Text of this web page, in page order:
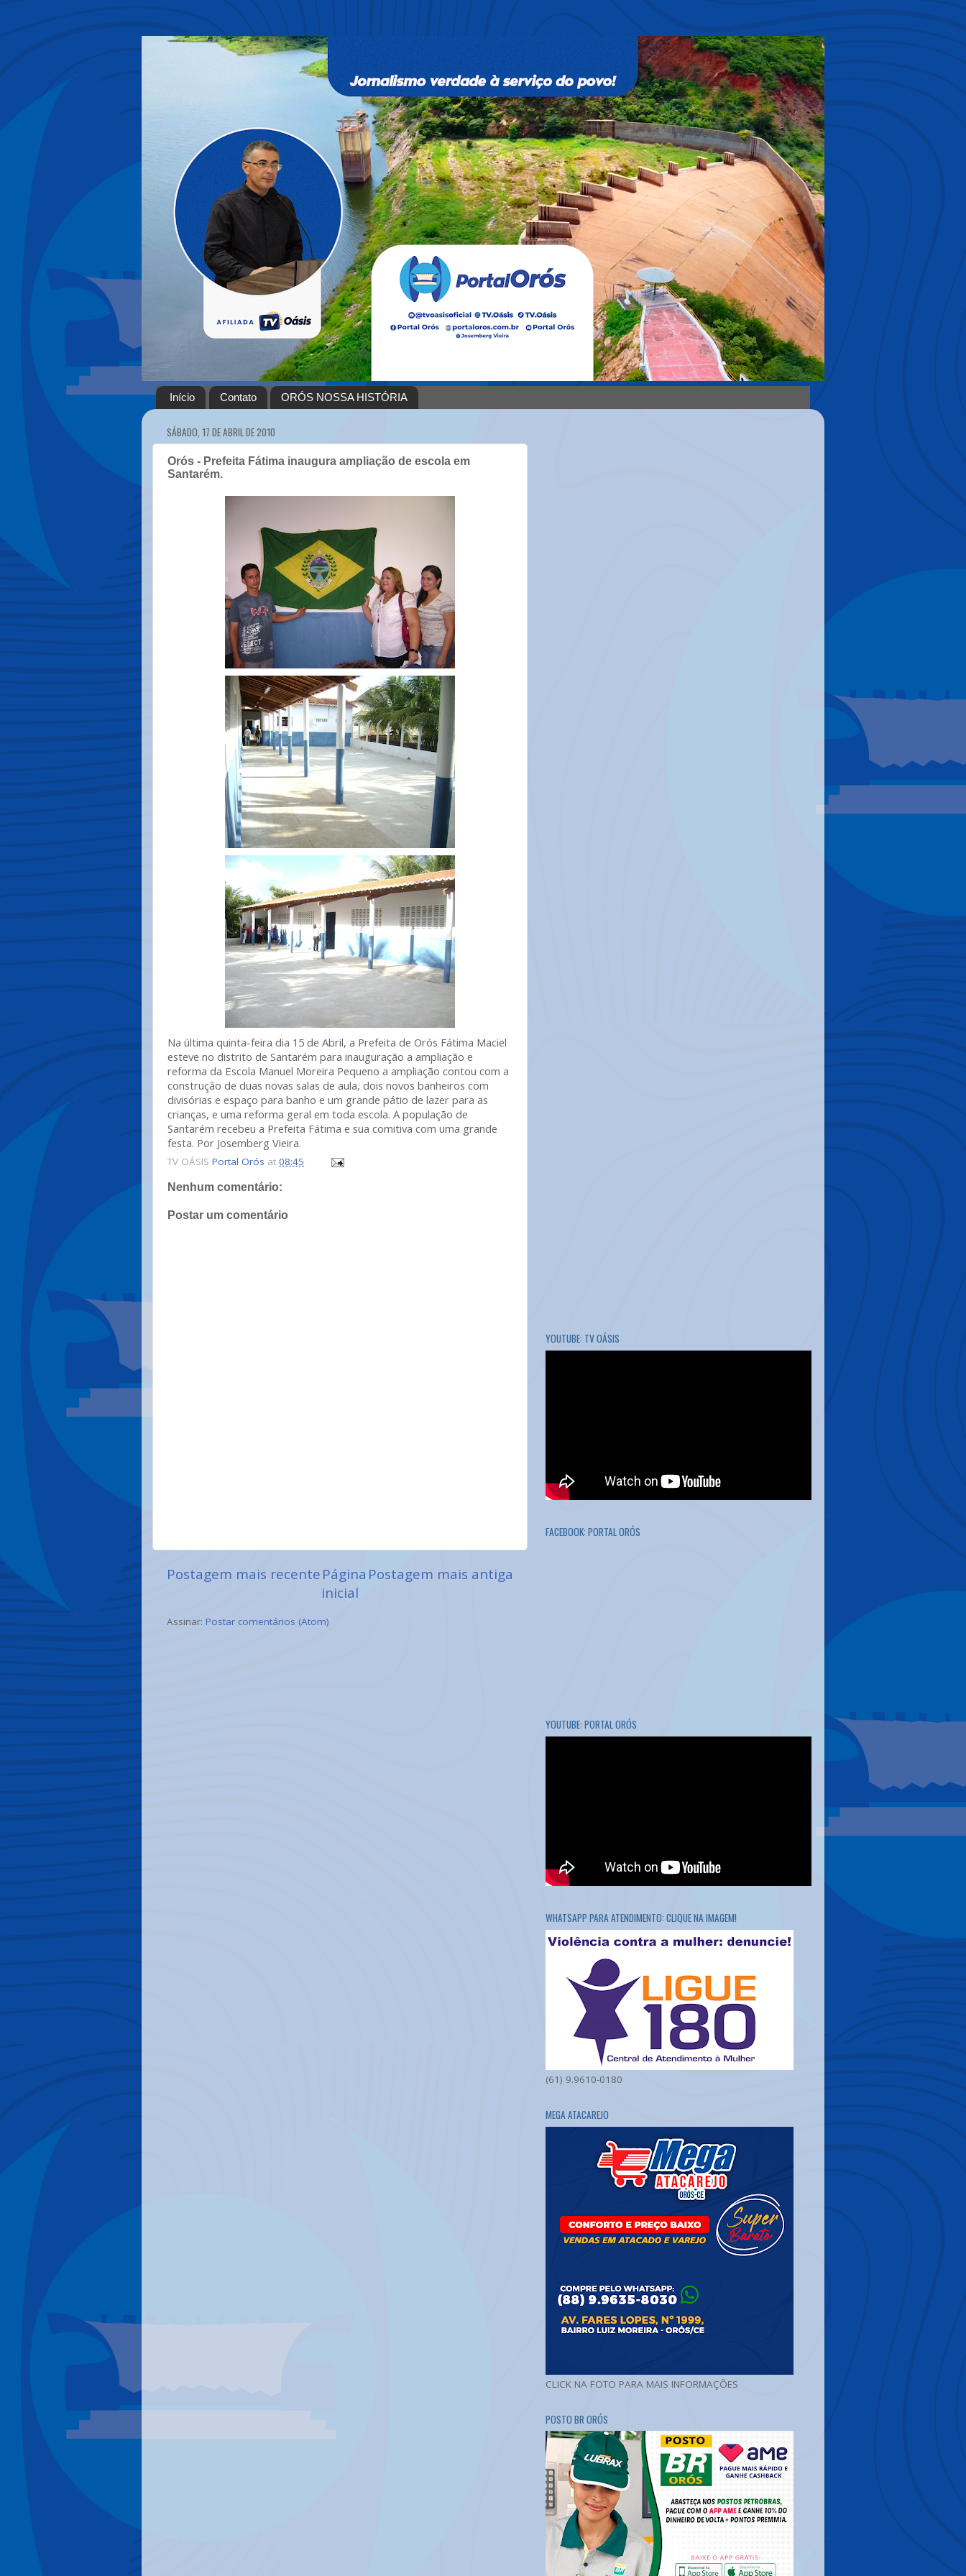
Início Contato ORÓS NOSSA HISTÓRIA
SÁBADO, 17 DE ABRIL DE 2010
Orós - Prefeita Fátima inaugura ampliação de escola em
Santarém.
Na última quinta-feira dia 15 de Abril, a Prefeita de Orós Fátima Maciel
esteve no distrito de Santarém para inauguração a ampliação e
reforma da Escola Manuel Moreira Pequeno a ampliação contou com a
construção de duas novas salas de aula, dois novos banheiros com
divisórias e espaço para banho e um grande pátio de lazer para as
crianças, e uma reforma geral em toda escola. A população de
Santarém recebeu a Prefeita Fátima e sua comitiva com uma grande
festa. Por Josemberg Vieira.
TV OÁSIS Portal Orós at 08:45
Nenhum comentário:
Postar um comentário
Postagem mais recente Postagem mais antiga
Página
inicial
Assinar: Postar comentários (Atom)
YOUTUBE: TV OÁSIS
FACEBOOK: PORTAL ORÓS
YOUTUBE: PORTAL ORÓS
WHATSAPP PARA ATENDIMENTO: CLIQUE NA IMAGEM!
(61) 9.9610-0180
MEGA ATACAREJO
CLICK NA FOTO PARA MAIS INFORMAÇÕES
POSTO BR ORÓS